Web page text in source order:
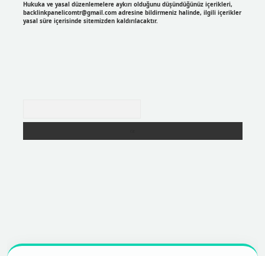
Hukuka ve yasal düzenlemelere aykırı olduğunu düşündüğünüz içerikleri,
backlinkpanelicomtr@gmail.comadresine bildirmeniz halinde, ilgili içerikler
yasal süre içerisinde sitemizden kaldırılacaktır.